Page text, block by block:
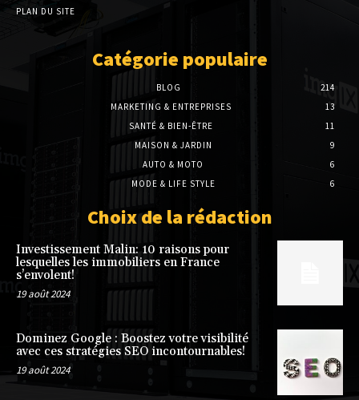
PLAN DU SITE
Catégorie populaire
BLOG
214
MARKETING & ENTREPRISES
13
SANTÉ & BIEN-ÊTRE
11
MAISON & JARDIN
9
AUTO & MOTO
6
MODE & LIFE STYLE
6
Choix de la rédaction
Investissement Malin: 10 raisons pour
lesquelles les immobiliers en France
s’envolent!
19 août 2024
Dominez Google : Boostez votre visibilité
avec ces stratégies SEO incontournables!
19 août 2024